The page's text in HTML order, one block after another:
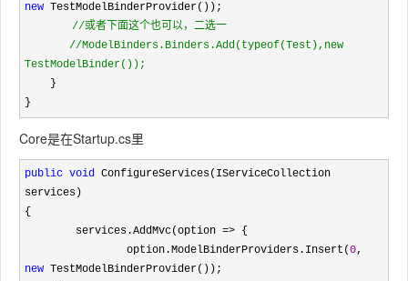
new TestModelBinderProvider());
//或者下面这个也可以，二选一
//ModelBinders.Binders.Add(typeof(Test),new
TestModelBinder());
}
Core是在Startup.cs里
public void ConfigureServices(IServiceCollection
services)
{
        services.AddMvc(option
=> {
                option.ModelBinderProviders.Insert(
0
new TestModelBinderProvider());